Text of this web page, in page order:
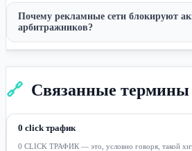
Почему рекламные сети блокируют
арбитражников?
🔗 Связанные термины
0 click трафик
0 CLICK ТРАФИК — это, условно говоря, такой